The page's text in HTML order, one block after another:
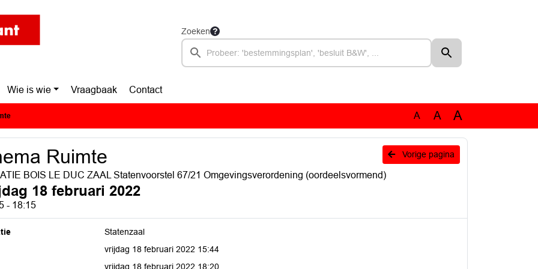
Zoeken
Wie is wie Vraagbaak Contact
A A A
Vorige pagina
Ruimte
BOIS LE DUC ZAAL Statenvoorstel 67/21 Omgevingsverordening (oordeelsvormend)
18 februari 2022
- 18:15
Statenzaal
vrijdag 18 februari 2022 15:44
vrijdag 18 februari 2022 18:20